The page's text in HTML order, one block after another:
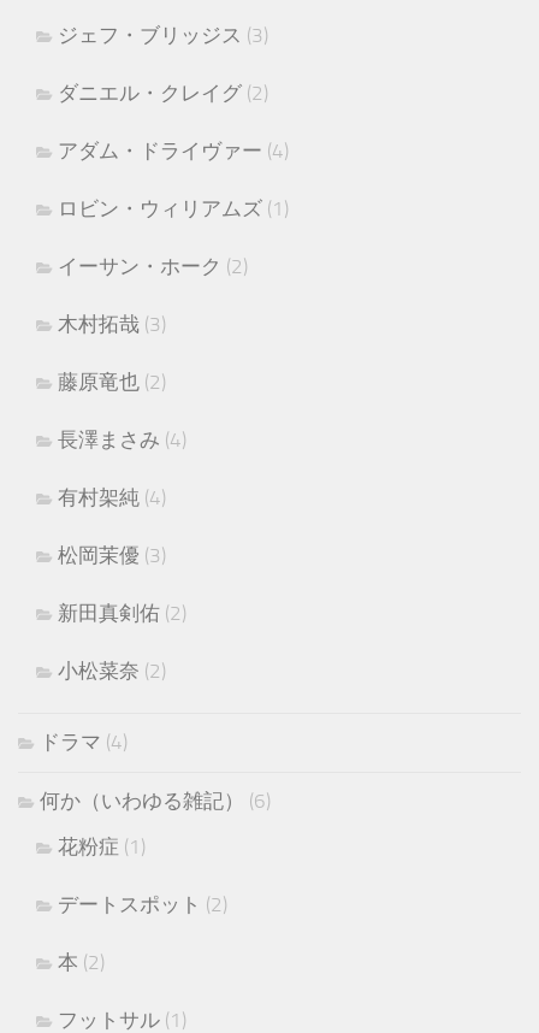
ジェフ・ブリッジス (3)
ダニエル・クレイグ (2)
アダム・ドライヴァー (4)
ロビン・ウィリアムズ (1)
イーサン・ホーク (2)
木村拓哉 (3)
藤原竜也 (2)
長澤まさみ (4)
有村架純 (4)
松岡茉優 (3)
新田真剣佑 (2)
小松菜奈 (2)
ドラマ (4)
何か（いわゆる雑記）
(6)
花粉症 (1)
デートスポット (2)
本 (2)
フットサル (1)